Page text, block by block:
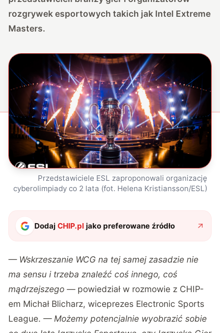
rozgrywek esportowych takich jak Intel Extreme
Masters.
Przedstawiciele ESL zaproponowali organizację
cyberolimpiady co 2 lata (fot. Helena Kristiansson/ESL)
DodajCHIP.pl jako preferowane źródło
— Wskrzeszanie WCG na tej samej zasadzie nie
ma sensu i trzeba znaleźć coś innego, coś
mądrzejszego —powiedział w rozmowie z CHIP-
em Michał Blicharz, wiceprezes Electronic Sports
League.— Możemy potencjalnie wyobrazić sobie